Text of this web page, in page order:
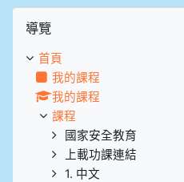
跳過導覽區塊
導覽
首頁
我的課程
我的課程
課程
國家安全教育
上載功課連結
1. 中文